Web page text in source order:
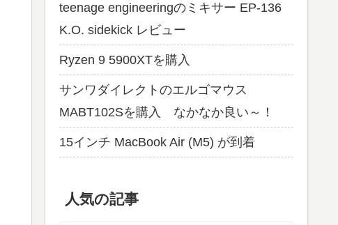
teenage engineeringのミキサー EP-136
K.O. sidekick レビュー
Ryzen 9 5900XTを購入
サンワダイレクトのエルゴマウス
MABT102Sを購入 なかなか良い～！
15インチ MacBook Air (M5) が到着
人気の記事